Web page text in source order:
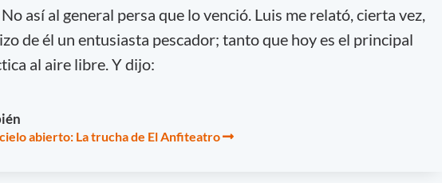
así al general persa que lo venció. Luis me relató, cierta vez,
de él un entusiasta pescador; tanto que hoy es el principal
al aire libre. Y dijo:
abierto: La trucha de El Anfiteatro